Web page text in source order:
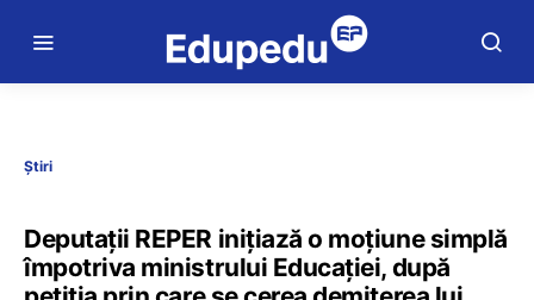
Știri
Deputaţii REPER iniţiază o moţiune simplă
împotriva ministrului Educaţiei, după